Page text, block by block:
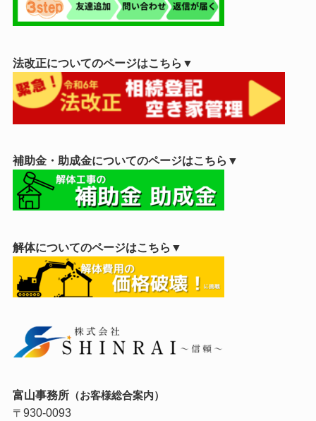
法改正についてのページはこちら▼
補助金・助成金についてのページはこちら▼
解体についてのページはこちら▼
富山事務所（お客様総合案内）
〒 930-0093